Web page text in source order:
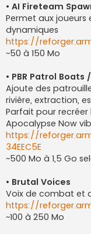
• AI Fireteam
Permet aux joueurs
dynamiques
https://
~50 à 150 Mo
• PBR Patrol
Ajoute des
rivière, extraction,
Parfait pour recréer
Apocalypse Now
https://
34EEC5E
~500 Mo à 1,5 Go
• Brutal Voices
Voix de combat et
https://
~100 à 250 Mo